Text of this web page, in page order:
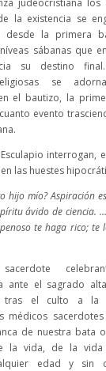
la existencia se
desde la primera
sábanas que
su destino
se
el bautizo, la
evento
interrogan,
las huestes
hijo mío? Aspiración
ávido de ciencia.
te haga rico; te
ante el sagrado
tras el culto a la
sacerdotes
de nuestra bata
la vida, de la
edad y sin